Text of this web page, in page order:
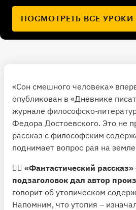
ПОСМОТРЕТЬ ВСЕ УРОКИ
«Сон смешного человека»
опубликован в «Дневнике
журнале философско-
Федора Достоевского. Это не
рассказ с философским
поднимает вопрос рая на
🧚‍♀ «Фантастический
подзаголовок дал автор
говорит об утопическом
Напомним, что утопия –